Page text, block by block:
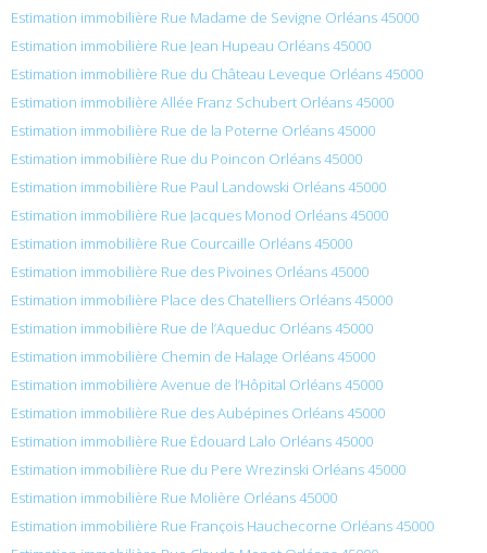
Estimation immobilière Rue Madame de Sevigne Orléans 45000
Estimation immobilière Rue Jean Hupeau Orléans 45000
Estimation immobilière Rue du Château Leveque Orléans 45000
Estimation immobilière Allée Franz Schubert Orléans 45000
Estimation immobilière Rue de la Poterne Orléans 45000
Estimation immobilière Rue du Poincon Orléans 45000
Estimation immobilière Rue Paul Landowski Orléans 45000
Estimation immobilière Rue Jacques Monod Orléans 45000
Estimation immobilière Rue Courcaille Orléans 45000
Estimation immobilière Rue des Pivoines Orléans 45000
Estimation immobilière Place des Chatelliers Orléans 45000
Estimation immobilière Rue de l’Aqueduc Orléans 45000
Estimation immobilière Chemin de Halage Orléans 45000
Estimation immobilière Avenue de l’Hôpital Orléans 45000
Estimation immobilière Rue des Aubépines Orléans 45000
Estimation immobilière Rue Édouard Lalo Orléans 45000
Estimation immobilière Rue du Pere Wrezinski Orléans 45000
Estimation immobilière Rue Molière Orléans 45000
Estimation immobilière Rue François Hauchecorne Orléans 45000